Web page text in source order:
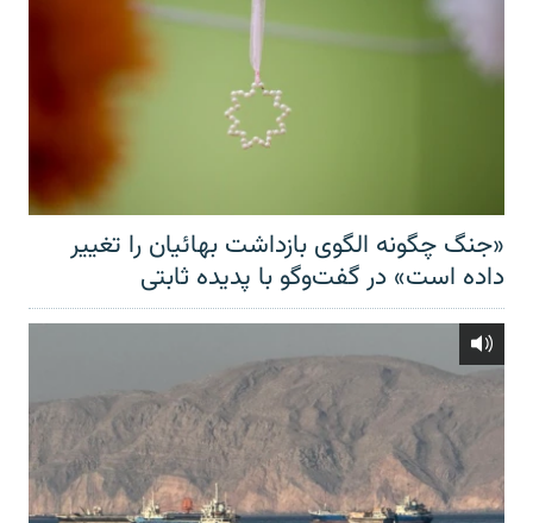
«جنگ چگونه الگوی بازداشت بهائیان را تغییر
داده است» در گفت‌وگو با پدیده ثابتی